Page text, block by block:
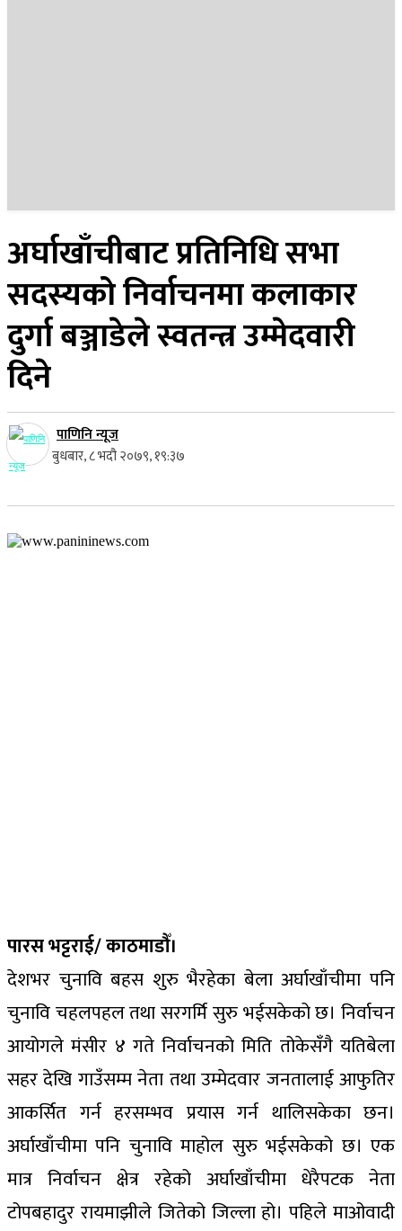
अर्घाखाँचीबाट प्रतिनिधि सभा
सदस्यको निर्वाचनमा कलाकार
दुर्गा बञ्जाडेले स्वतन्त्र उम्मेदवारी
दिने
पाणिनि न्यूज
बुधबार, ८ भदौ २०७९, १९:३७
पारस भट्टराई/ काठमाडौँ।
देशभर चुनावि बहस शुरु भैरहेका बेला अर्घाखाँचीमा पनि
चुनावि चहलपहल तथा सरगर्मि सुरु भईसकेको छ। निर्वाचन
आयोगले मंसीर ४ गते निर्वाचनको मिति तोकेसँगै यतिबेला
सहर देखि गाउँसम्म नेता तथा उम्मेदवार जनतालाई आफुतिर
आकर्सित गर्न हरसम्भव प्रयास गर्न थालिसकेका छन।
अर्घाखाँचीमा पनि चुनावि माहोल सुरु भईसकेको छ। एक
मात्र निर्वाचन क्षेत्र रहेको अर्घाखाँचीमा धेरैपटक नेता
टोपबहादुर रायमाझीले जितेको जिल्ला हो। पहिले माओवादी